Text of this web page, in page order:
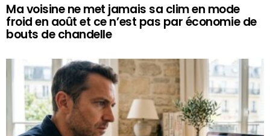
Ma voisine ne met jamais sa clim en mode
froid en août et ce n’est pas par économie de
bouts de chandelle